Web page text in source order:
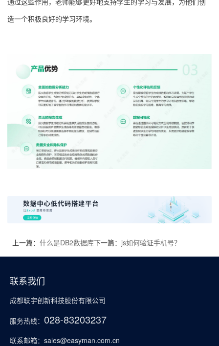
造一个积极良好的学习环境。
上一篇： 什么是DB2数据库下一篇： js如何验证手机号？
联系我们
成都联宇创新科技股份有限公司
服务热线： 028-83203237
联系邮箱：sales@easyman.com.cn